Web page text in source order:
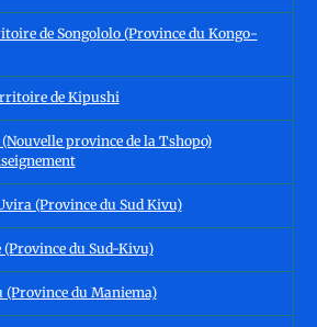
de Songololo (Province du Kongo-
de Kipushi
province de la Tshopo)
(Province du Sud Kivu)
du Sud-Kivu)
du Maniema)